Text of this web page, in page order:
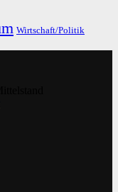
Wirtschaft/Politik